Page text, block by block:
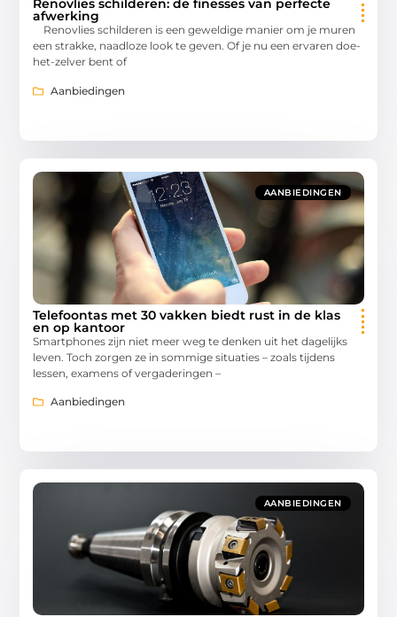
Renovlies schilderen: de finesses van perfecte
afwerking
Renovlies schilderen is een geweldige manier om je muren
een strakke, naadloze look te geven. Of je nu een ervaren doe-
het-zelver bent of
Aanbiedingen
AANBIEDINGEN
Telefoontas met 30 vakken biedt rust in de klas
en op kantoor
Smartphones zijn niet meer weg te denken uit het dagelijks
leven. Toch zorgen ze in sommige situaties – zoals tijdens
lessen, examens of vergaderingen –
Aanbiedingen
AANBIEDINGEN